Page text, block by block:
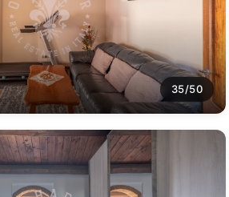
35/50